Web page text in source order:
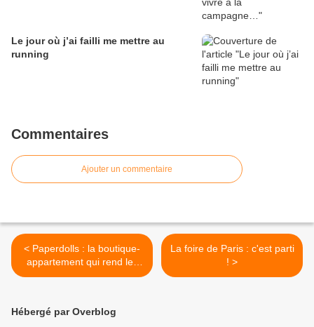
Le jour où j’ai failli me mettre au
running
Commentaires
Ajouter un commentaire
< Paperdolls : la boutique-
appartement qui rend les
filles encore plus jolies
La foire de Paris : c'est parti
! >
Hébergé par Overblog